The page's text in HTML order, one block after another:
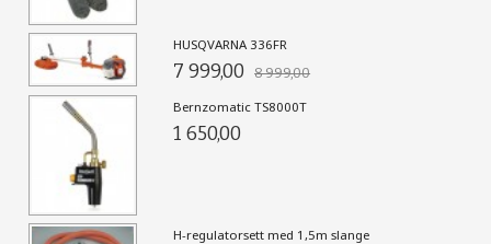
HUSQVARNA 336FR
7 999,00 8 999,00
Bernzomatic TS8000T
1 650,00
H-regulatorsett med 1,5m slange